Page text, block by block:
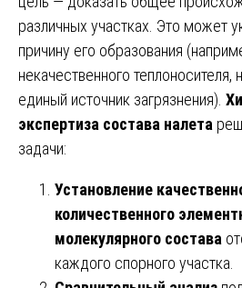
различных участках. Это может
причину его образования
некачественного теплоносителя,
единый источник загрязнения).
экспертиза состава налета
задачи:
Установление
количественного
молекулярного состава
каждого спорного участка.